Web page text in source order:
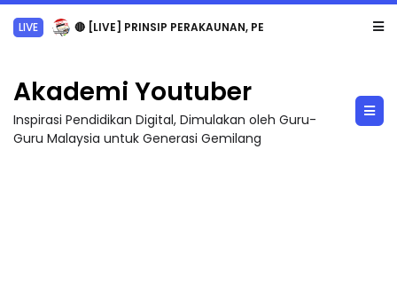
LIVE 🔴 [LIVE] PRINSIP PERAKAUNAN, PECUT SKOR SOALAN 1 TRIAL OLEH CIKGU WAN...
Akademi Youtuber
Inspirasi Pendidikan Digital, Dimulakan oleh Guru-
Guru Malaysia untuk Generasi Gemilang